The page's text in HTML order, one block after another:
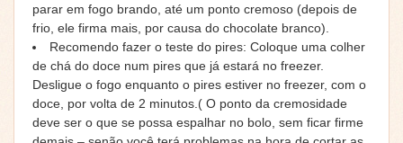
parar em fogo brando, até um ponto cremoso (depois de
frio, ele firma mais, por causa do chocolate branco).
Recomendo fazer o teste do pires: Coloque uma colher
de chá do doce num pires que já estará no freezer.
Desligue o fogo enquanto o pires estiver no freezer, com o
doce, por volta de 2 minutos.( O ponto da cremosidade
deve ser o que se possa espalhar no bolo, sem ficar firme